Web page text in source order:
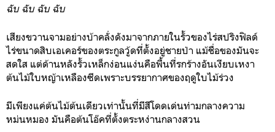
ฉับ ฉับ ฉับ ฉับ
เสียงขวานจามอย่างบ้าคลั่งดังมาจากภายในรั้วของไร่สปริงฟิลด์
ไร่ขนาดสิบเอเคอร์ของตระกูลวู้ดที่ตั้งอยู่ชายป่า แม้ชื่อของมันจะ
สดใส แต่ด้านหลังรั้วเหล็กง่อนแง่นคือพื้นที่รกร้างอันเงียบเหงา
ต้นไม้ใบหญ้าเหลืองซีดเพราะบรรยากาศของฤดูใบไม้ร่วง
มีเพียงแค่ต้นไม้ต้นเดียวเท่านั้นที่มีสีโดดเด่นท่ามกลางความ
หม่นหมอง มันคือต้นโอ๊คที่ตั้งตระหง่านกลางสวน